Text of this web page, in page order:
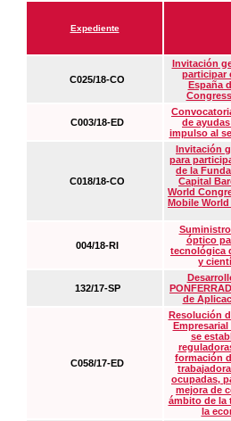
Expediente
C025/18-CO
Invitación
participar
España
C003/18-ED
de
impulso al
C018/18-CO
Invitación
para
de la
Capital
World
Mobile
004/18-RI
óptico
tecnológica
y
132/17-SP
de
C058/17-ED
Resolución
Empresarial
se
formación
ocupadas,
mejora de
ámbito de la
la